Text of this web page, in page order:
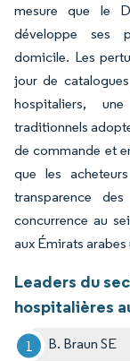
mesure que le
développe ses
domicile. Les
jour de
hospitaliers,
traditionnels
de commande et
que les
transparence
concurrence au
aux Émirats
Leaders du
hospitalières
B. Braun SE